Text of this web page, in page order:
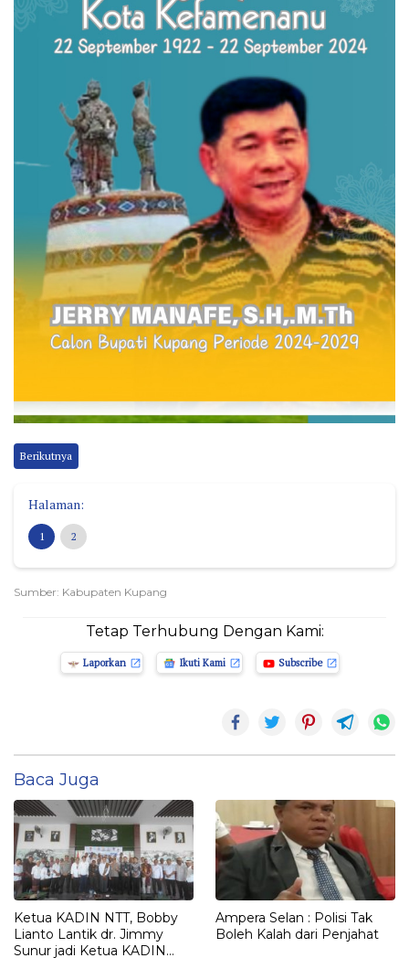
Berikutnya
Halaman:
1 2
Sumber: Kabupaten Kupang
Tetap Terhubung Dengan Kami:
Laporkan Ikuti Kami Subscribe
Baca Juga
Ketua KADIN NTT, Bobby
Lianto Lantik dr. Jimmy
Sunur jadi Ketua KADIN
Ampera Selan : Polisi Tak
Boleh Kalah dari Penjahat